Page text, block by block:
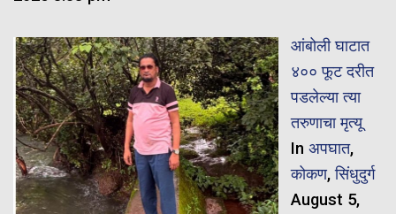
आंबोली घाटात
४०० फूट दरीत
पडलेल्या त्या
तरुणाचा मृत्यू
In अपघात,
कोकण,सिंधुदुर्ग
August 5,